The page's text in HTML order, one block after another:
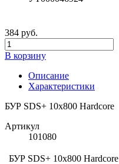
384 руб.
В корзину
Описание
Характеристики
БУР SDS+ 10х800 Hardcore
Артикул
101080
БУР SDS+ 10х800 Hardcore